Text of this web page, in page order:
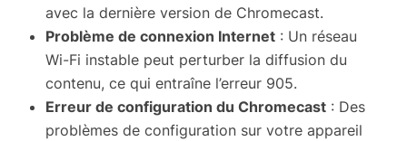
avec la dernière version de Chromecast.
Problème de connexion Internet : Un réseau
Wi-Fi instable peut perturber la diffusion du
contenu, ce qui entraîne l’erreur 905.
Erreur de configuration du Chromecast : Des
problèmes de configuration sur votre appareil